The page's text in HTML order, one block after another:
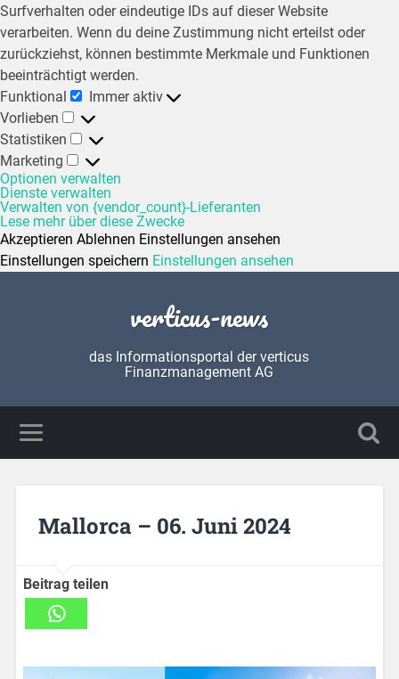
Surfverhalten oder eindeutige IDs auf dieser Website
verarbeiten. Wenn du deine Zustimmung nicht erteilst oder
zurückziehst, können bestimmte Merkmale und Funktionen
beeinträchtigt werden.
Funktional
Immer aktiv
Vorlieben
Statistiken
Marketing
Optionen verwalten
Dienste verwalten
Verwalten von {vendor_count}-Lieferanten
Lese mehr über diese Zwecke
Akzeptieren Ablehnen Einstellungen ansehen
Einstellungen speichern Einstellungen ansehen
verticus-news
das Informationsportal der verticus
Finanzmanagement AG
Mallorca – 06. Juni 2024
Beitrag teilen